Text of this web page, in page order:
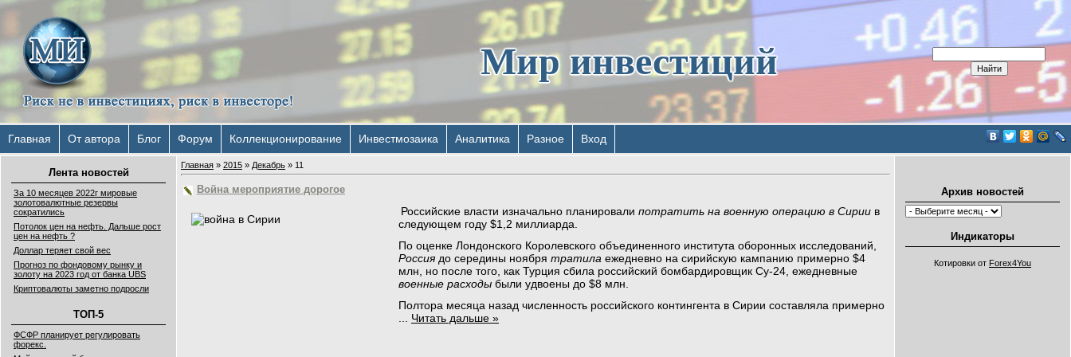
Мир инвестиций
Главная От автора Блог Форум Коллекционирование Инвестмозаика Аналитика Разное Вход
Лента новостей
За 10 месяцев 2022г мировые
золотовалютные резервы
сократились
Потолок цен на нефть. Дальше рост
цен на нефть ?
Доллар теряет свой вес
Прогноз по фондовому рынку и
золоту на 2023 год от банка UBS
Криптовалюты заметно подросли
ТОП-5
ФСФР планирует регулировать
форекс.
Главная » 2015 » Декабрь » 11
Война мероприятие дорогое
Российские власти изначально планировали потратить на военную операцию в Сирии в
следующем году $1,2 миллиарда.
По оценке Лондонского Королевского объединенного института оборонных исследований,
Россия до середины ноября тратила ежедневно на сирийскую кампанию примерно $4
млн, но после того, как Турция сбила российский бомбардировщик Су-24, ежедневные
военные расходы были удвоены до $8 млн.
Полтора месяца назад численность российского контингента в Сирии составляла примерно
Читать дальше »
Архив новостей
Индикаторы
Котировки от Forex4You